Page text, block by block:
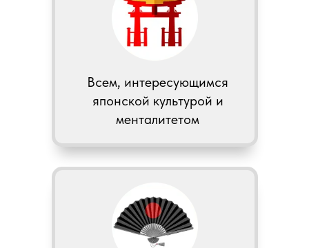
Всем, интересующимся
японской культурой и
менталитетом